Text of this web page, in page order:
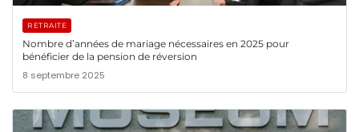
RETRAITE
Nombre d’années de mariage nécessaires en 2025 pour
bénéficier de la pension de réversion
8 septembre 2025